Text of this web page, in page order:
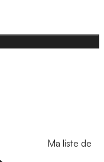
Ma liste de